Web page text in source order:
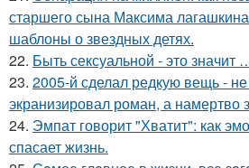
старшего сына Максима
шаблоны о звездных детях.
22. Быть сексуальной - это значит
23. 2005-й сделал редкую вещь -
экранизировал роман, а намертво
24. Эмпат говорит "Хватит": как
спасает жизнь.